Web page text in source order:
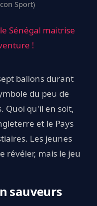
Sport)
Sénégal maitrise
!
ballons durant
du peu de
Quoi qu'il en soit,
et le Pays
Les jeunes
révéler, mais le jeu
sauveurs